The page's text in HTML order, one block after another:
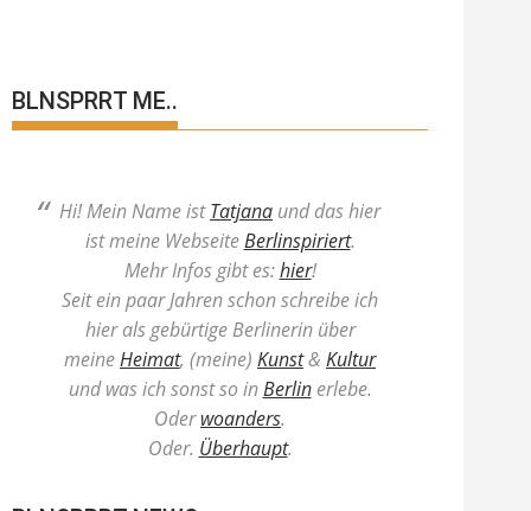
BLNSPRRT ME..
Hi! Mein Name istTatjana und das hier
ist meine WebseiteBerlinspiriert.
Mehr Infos gibt es:hier!
Seit ein paar Jahren schon schreibe ich
hier als gebürtige Berlinerin über
meineHeimat, (meine) Kunst& Kultur
und was ich sonst so inBerlinerlebe.
Oderwoanders.
Oder. Überhaupt.